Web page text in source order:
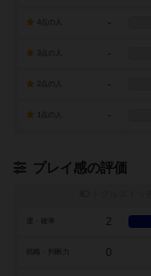
-
-
-
-
プレイ感の評価
2
戦略・判断力 0